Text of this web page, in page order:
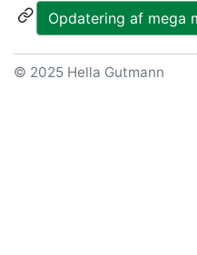
Opdatering af mega
© 2025 Hella Gutmann